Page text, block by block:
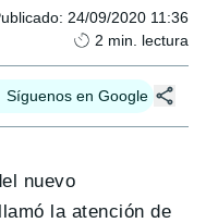
: 24/09/2020 11:36
2 min. lectura
Síguenos en Google
nuevo
la atención de